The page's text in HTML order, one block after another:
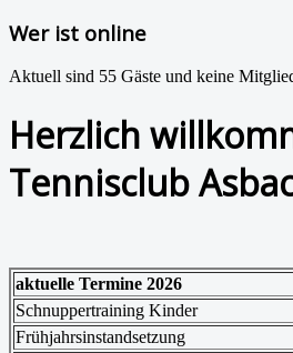
Wer ist online
Aktuell sind 55 Gäste und keine
Herzlich
Tennisclub
aktuelle Termine 2026
Schnuppertraining Kinder
Frühjahrsinstandsetzung